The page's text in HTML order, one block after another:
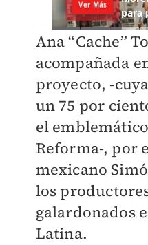
Ana “Cache”
acompañada
proyecto, -
un 75 por
el
Reforma-, por
mexicano
los
galardonados
Latina.